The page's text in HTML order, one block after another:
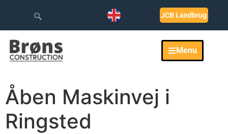
JCB Landbrug
Menu
Åben Maskinvej i
Ringsted